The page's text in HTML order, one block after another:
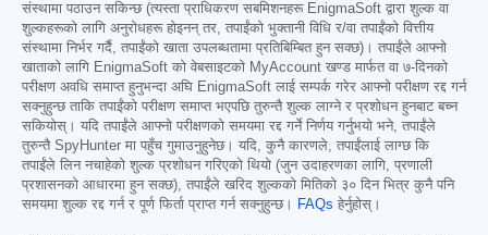
संस्थामा पठाउन सकिन्छ (त्यस्ता प्राधिकरण सबमिशनहरू EnigmaSoft द्वारा शुल्क वा
शुल्कहरूको लागि अनुरोधहरू होइनन् तर, तपाईंको भुक्तानी विधि र/वा तपाईंको वित्तीय
संस्थामा निर्भर गर्दै, तपाईंको खाता उपलब्धतामा प्रतिबिम्बित हुन सक्छ)। तपाईंले आफ्नो
खाताको लागि EnigmaSoft को वेबसाइटको MyAccount खण्ड मार्फत वा ७-दिनको
परीक्षण अवधि समाप्त हुनुभन्दा अघि EnigmaSoft लाई सम्पर्क गरेर आफ्नो परीक्षण रद्द गर्न
सक्नुहुन्छ ताकि तपाईंको परीक्षण समाप्त भएपछि तुरुन्तै शुल्क लाग्ने र प्रशोधन हुनबाट बच्न
सकियोस्। यदि तपाईंले आफ्नो परीक्षणको समयमा रद्द गर्ने निर्णय गर्नुभयो भने, तपाईंले
तुरुन्तै SpyHunter मा पहुँच गुमाउनुहुनेछ। यदि, कुनै कारणले, तपाईंलाई लाग्छ कि
तपाईंले लिन नचाहेको शुल्क प्रशोधन गरिएको थियो (जुन उदाहरणका लागि, प्रणाली
प्रशासनको आधारमा हुन सक्छ), तपाईंले खरिद शुल्कको मितिको ३० दिन भित्र कुनै पनि
समयमा शुल्क रद्द गर्न र पूर्ण फिर्ता प्राप्त गर्न सक्नुहुन्छ।
FAQs हेर्नुहोस्।